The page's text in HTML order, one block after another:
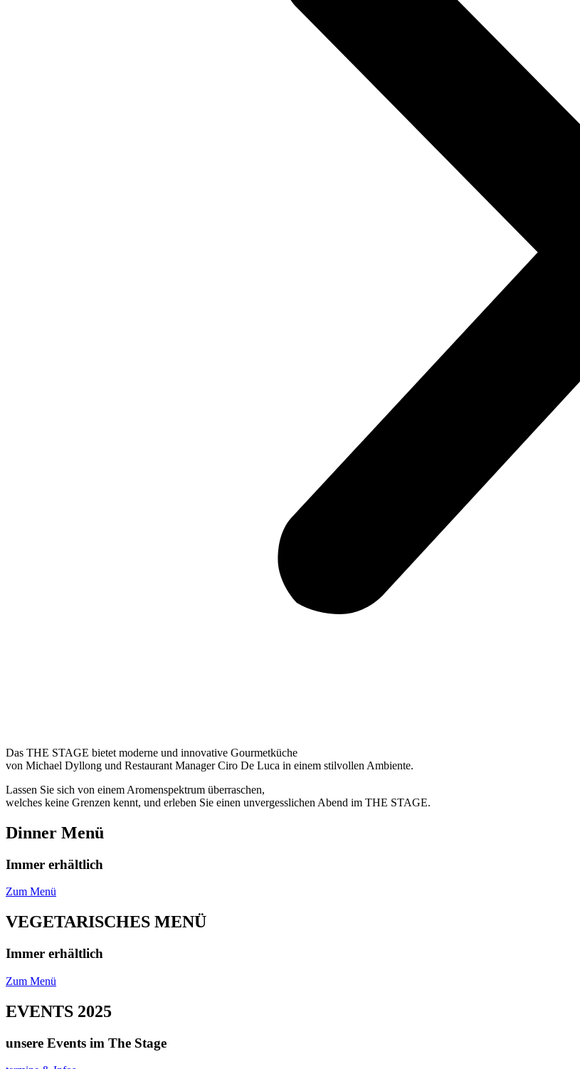
Das THE STAGE bietet moderne und innovative Gourmetküche
von Michael Dyllong und Restaurant Manager Ciro De Luca in einem stilvollen Ambiente.
Lassen Sie sich von einem Aromenspektrum überraschen,
welches keine Grenzen kennt, und erleben Sie einen unvergesslichen Abend im THE STAGE.
Dinner Menü
Immer erhältlich
Zum Menü
VEGETARISCHES MENÜ
Immer erhältlich
Zum Menü
EVENTS 2025
unsere Events im The Stage